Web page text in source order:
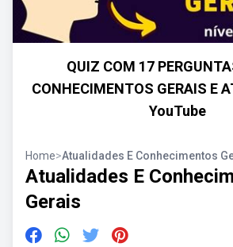
QUIZ COM 17
CONHECIMENTOS GERAIS E
YouTube
Home>Atualidades E Conhecimentos
Atualidades E
Gerais